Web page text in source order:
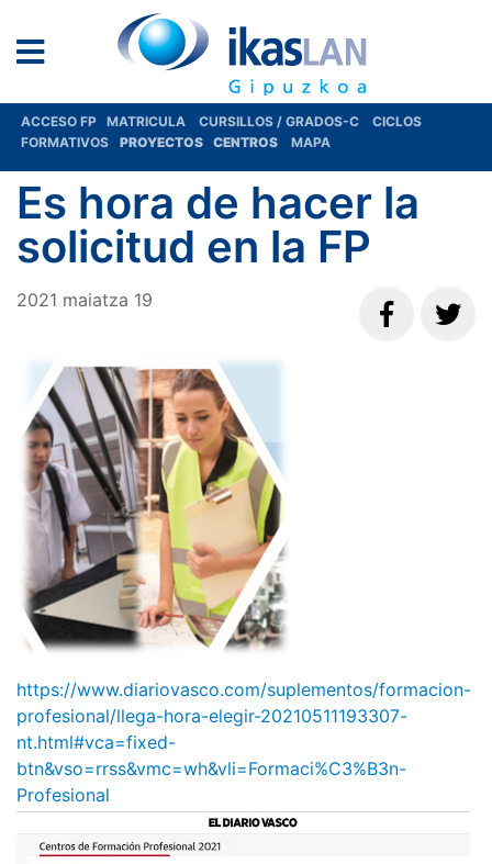
ACCESO FP MATRICULA CURSILLOS / GRADOS-C
CICLOS
FORMATIVOS
PROYECTOS CENTROS MAPA
Es hora de hacer la
solicitud en la FP
2021 maiatza 19
https://www.diariovasco.com/suplementos/formacion-
profesional/llega-hora-elegir-20210511193307-
nt.html#vca=fixed-
btn&vso=rrss&vmc=wh&vli=Formaci%C3%B3n-
Profesional